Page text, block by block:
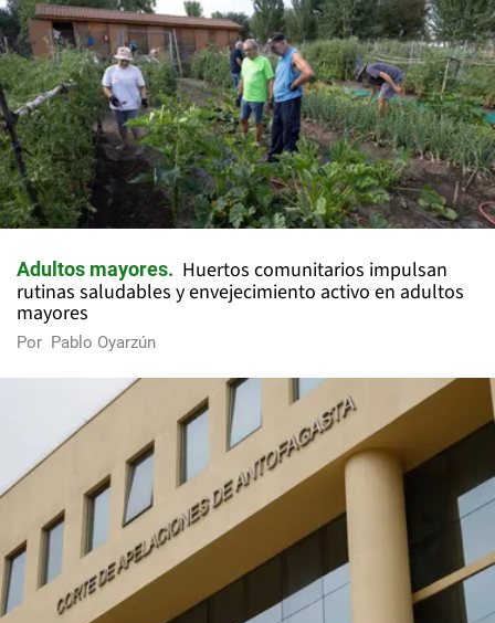
Adultos mayores
Huertos comunitarios impulsan
rutinas saludables y envejecimiento activo en adultos
mayores
Por Pablo Oyarzún